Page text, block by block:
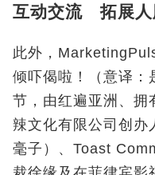
互动交流 拓展人
此外，
倾吓偈啦！（意译：
节，由红遍亚洲、拥
辣文化有限公司创办
毫子）、Toast